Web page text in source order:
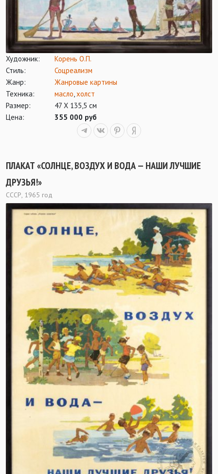
Художник:
Корень О.П.
Стиль:
Соцреализм
Жанр:
Жанровые картины
Техника:
масло,холст
Размер:
47 Х 135,5 см
Цена:
355 000 руб
ПЛАКАТ «СОЛНЦЕ, ВОЗДУХ И ВОДА — НАШИ ЛУЧШИЕ
ДРУЗЬЯ!»
СССР, 1965 год